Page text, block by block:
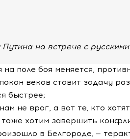
Путина на встрече с
на поле боя меняется,
веков ставит задачу
быстрее;
не враг, а вот те, кто
хотим завершить
в Белгороде, —